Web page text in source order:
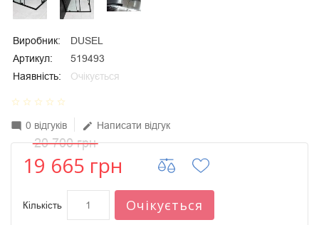
Виробник:
DUSEL
Артикул:
519493
Наявність:
Очікується
star_border star_border star_border star_border star_border
mode_comment 0 відгуків edit Написати відгук
20 700 грн
19 665 грн
Кількість Очікується